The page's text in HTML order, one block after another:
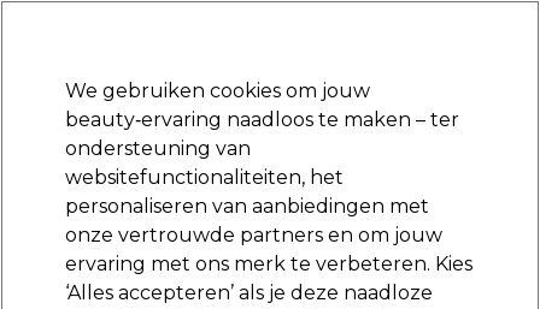
Aanmelden
Merken Deals Haar Elektra
Volgende dag geleverd*
Na verzending, maandag t/m vrijdag
Schwarzkopf Professional
We gebruiken cookies om jouw
beauty‑ervaring naadloos te maken – ter
ondersteuning van
websitefunctionaliteiten, het
personaliseren van aanbiedingen met
onze vertrouwde partners en om jouw
ervaring met ons merk te verbeteren. Kies
‘Alles accepteren’ als je deze naadloze